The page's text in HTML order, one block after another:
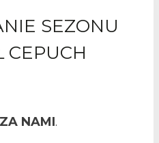
SEZONU
CEPUCH
NAMI.